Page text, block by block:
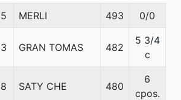
5 MERLI 493 0/0
3 GRAN TOMAS 482
5 3/4
c
8 SATY CHE 480
6
cpos.